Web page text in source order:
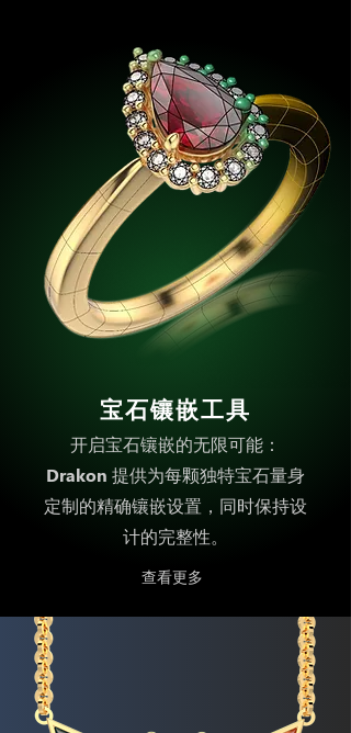
宝石镶嵌工具
开启宝石镶嵌的无限可能：
Drakon 提供为每颗独特宝石量身
定制的精确镶嵌设置，同时保持设
计的完整性。
查看更多